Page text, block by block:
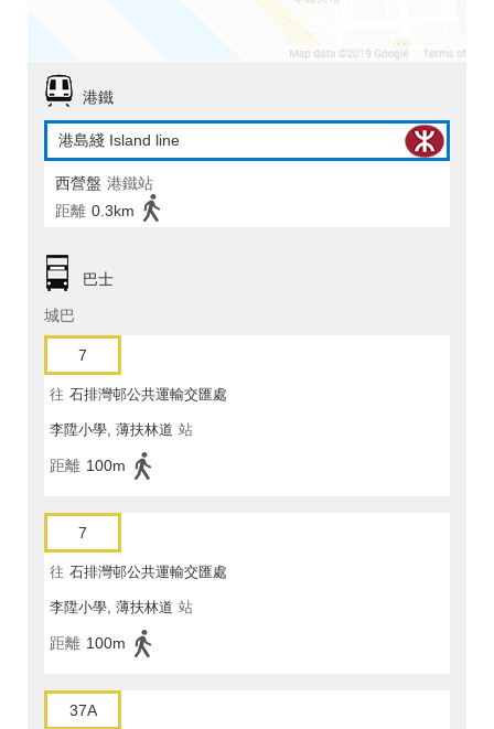
港鐵
港島綫 Island line
西營盤 港鐵站
距離 0.3km
巴士
城巴
7
往 石排灣邨公共運輸交匯處
李陞小學, 薄扶林道 站
距離 100m
7
往 石排灣邨公共運輸交匯處
李陞小學, 薄扶林道 站
距離 100m
37A